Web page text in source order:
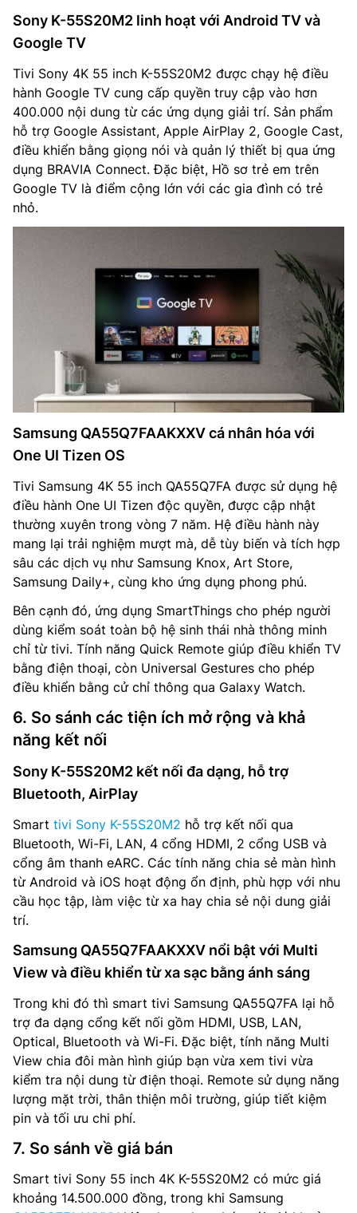
Sony K-55S20M2 linh hoạt với Android TV và
Google TV
Tivi Sony 4K 55 inch K-55S20M2 được chạy hệ điều
hành Google TV cung cấp quyền truy cập vào hơn
400.000 nội dung từ các ứng dụng giải trí. Sản phẩm
hỗ trợ Google Assistant, Apple AirPlay 2, Google Cast,
điều khiển bằng giọng nói và quản lý thiết bị qua ứng
dụng BRAVIA Connect. Đặc biệt, Hồ sơ trẻ em trên
Google TV là điểm cộng lớn với các gia đình có trẻ
nhỏ.
Samsung QA55Q7FAAKXXV cá nhân hóa với
One UI Tizen OS
Tivi Samsung 4K 55 inch QA55Q7FA được sử dụng hệ
điều hành One UI Tizen độc quyền, được cập nhật
thường xuyên trong vòng 7 năm. Hệ điều hành này
mang lại trải nghiệm mượt mà, dễ tùy biến và tích hợp
sâu các dịch vụ như Samsung Knox, Art Store,
Samsung Daily+, cùng kho ứng dụng phong phú.
Bên cạnh đó, ứng dụng SmartThings cho phép người
dùng kiểm soát toàn bộ hệ sinh thái nhà thông minh
chỉ từ tivi. Tính năng Quick Remote giúp điều khiển TV
bằng điện thoại, còn Universal Gestures cho phép
điều khiển bằng cử chỉ thông qua Galaxy Watch.
6. So sánh các tiện ích mở rộng và khả
năng kết nối
Sony K-55S20M2 kết nối đa dạng, hỗ trợ
Bluetooth, AirPlay
Smart tivi Sony K-55S20M2 hỗ trợ kết nối qua
Bluetooth, Wi-Fi, LAN, 4 cổng HDMI, 2 cổng USB và
cổng âm thanh eARC. Các tính năng chia sẻ màn hình
từ Android và iOS hoạt động ổn định, phù hợp với nhu
cầu học tập, làm việc từ xa hay chia sẻ nội dung giải
trí.
Samsung QA55Q7FAAKXXV nổi bật với Multi
View và điều khiển từ xa sạc bằng ánh sáng
Trong khi đó thì smart tivi Samsung QA55Q7FA lại hỗ
trợ đa dạng cổng kết nối gồm HDMI, USB, LAN,
Optical, Bluetooth và Wi-Fi. Đặc biệt, tính năng Multi
View chia đôi màn hình giúp bạn vừa xem tivi vừa
kiểm tra nội dung từ điện thoại. Remote sử dụng năng
lượng mặt trời, thân thiện môi trường, giúp tiết kiệm
pin và tối ưu chi phí.
7. So sánh về giá bán
Smart tivi Sony 55 inch 4K K-55S20M2 có mức giá
khoảng 14.500.000 đồng, trong khi Samsung